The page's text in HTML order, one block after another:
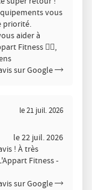
vous
priorité.
aider à
Fitness 🏋️‍♂️,
sur Google
le 21 juil. 2026
le 22 juil. 2026
! À très
Fitness -
sur Google